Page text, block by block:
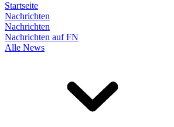
Startseite
Nachrichten
Nachrichten
Nachrichten auf FN
Alle News